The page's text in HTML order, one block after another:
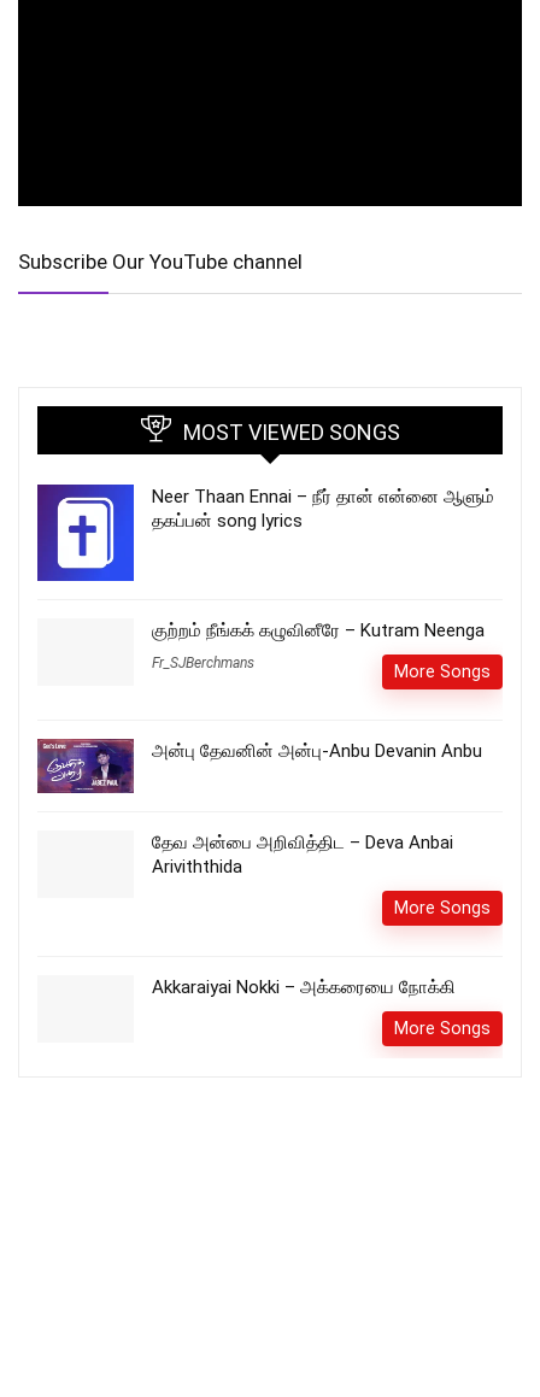
Subscribe Our YouTube channel
MOST VIEWED SONGS
Neer Thaan Ennai – நீர் தான் என்னை ஆளும்
தகப்பன் song lyrics
குற்றம் நீங்கக் கழுவினீரே – Kutram Neenga
Fr_SJBerchmans More Songs
அன்பு தேவனின் அன்பு-Anbu Devanin Anbu
தேவ அன்பை அறிவித்திட – Deva Anbai
Ariviththida
More Songs
Akkaraiyai Nokki – அக்கரையை நோக்கி
More Songs